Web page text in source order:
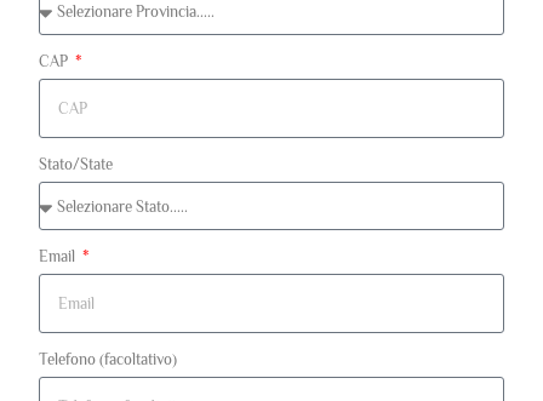
CAP
Stato/State
Email
Telefono (facoltativo)